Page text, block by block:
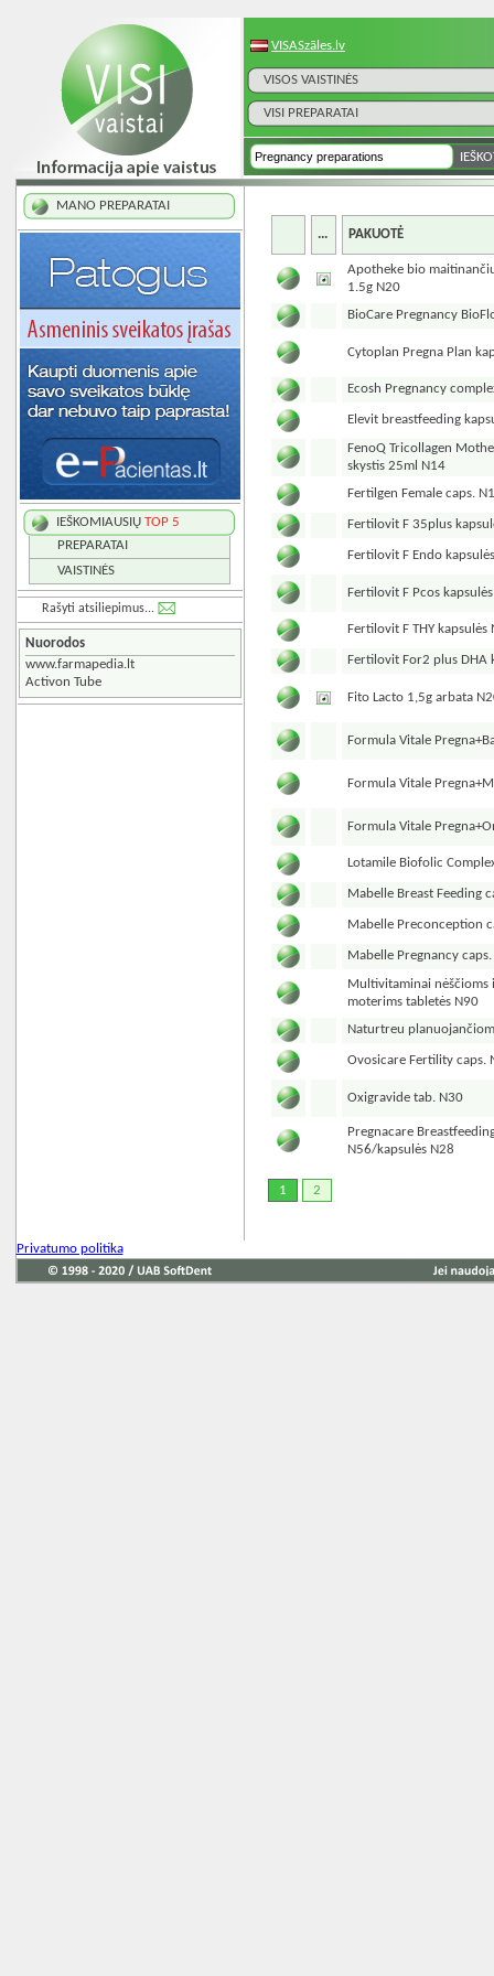
VISASzāles.lv
VISOS VAISTINĖS
VISI PREPARATAI
MANO PREPARATAI
IEŠKOMIAUSIŲ TOP 5
PREPARATAI
VAISTINĖS
Rašyti atsiliepimus...
Nuorodos
www.farmapedia.lt
Activon Tube
... PAKUOTĖ
Apotheke bio
1.5g N20
BioCare Pregnancy
Cytoplan Pregna Plan
Ecosh Pregnancy
Elevit breastfeeding
FenoQ Tricollagen
skystis 25ml N14
Fertilgen Female caps.
Fertilovit F 35plus
Fertilovit F Endo
Fertilovit F Pcos
Fertilovit F THY kapsulės
Fertilovit For2 plus DHA
Fito Lacto 1,5g arbata
Formula Vitale
Formula Vitale
Formula Vitale
Lotamile Biofolic
Mabelle Breast Feeding
Mabelle Preconception
Mabelle Pregnancy
Multivitaminai nėščioms
moterims tabletės N90
Naturtreu
Ovosicare Fertility caps.
Oxigravide tab. N30
Pregnacare
N56/kapsulės N28
1 2
Privatumo politika